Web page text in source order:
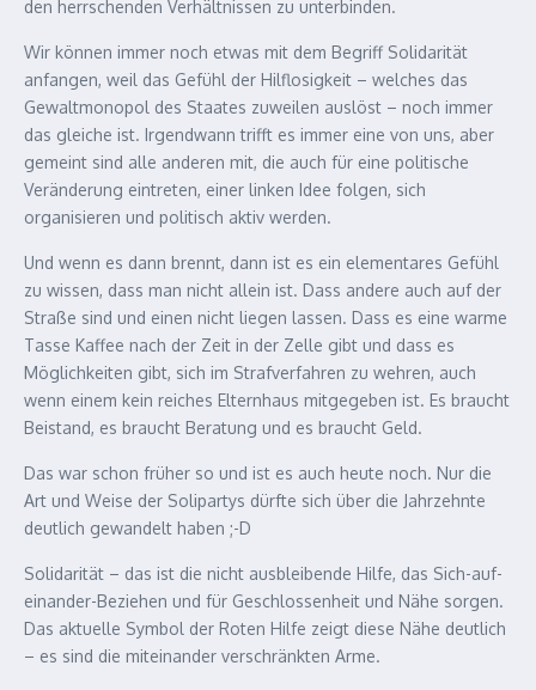
den herrschenden Verhältnissen zu unterbinden.
Wir können immer noch etwas mit dem Begriff Solidarität
anfangen, weil das Gefühl der Hilflosigkeit – welches das
Gewaltmonopol des Staates zuweilen auslöst – noch immer
das gleiche ist. Irgendwann trifft es immer eine von uns, aber
gemeint sind alle anderen mit, die auch für eine politische
Veränderung eintreten, einer linken Idee folgen, sich
organisieren und politisch aktiv werden.
Und wenn es dann brennt, dann ist es ein elementares Gefühl
zu wissen, dass man nicht allein ist. Dass andere auch auf der
Straße sind und einen nicht liegen lassen. Dass es eine warme
Tasse Kaffee nach der Zeit in der Zelle gibt und dass es
Möglichkeiten gibt, sich im Strafverfahren zu wehren, auch
wenn einem kein reiches Elternhaus mitgegeben ist. Es braucht
Beistand, es braucht Beratung und es braucht Geld.
Das war schon früher so und ist es auch heute noch. Nur die
Art und Weise der Solipartys dürfte sich über die Jahrzehnte
deutlich gewandelt haben ;-D
Solidarität – das ist die nicht ausbleibende Hilfe, das Sich-auf-
einander-Beziehen und für Geschlossenheit und Nähe sorgen.
Das aktuelle Symbol der Roten Hilfe zeigt diese Nähe deutlich
– es sind die miteinander verschränkten Arme.